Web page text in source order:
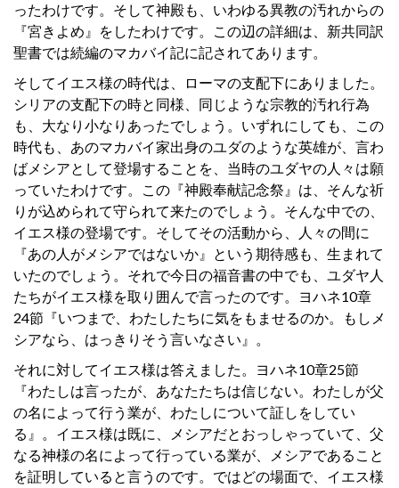
ったわけです。そして神殿も、いわゆる異教の汚れからの
『宮きよめ』をしたわけです。この辺の詳細は、新共同訳
聖書では続編のマカバイ記に記されてあります。
そしてイエス様の時代は、ローマの支配下にありました。
シリアの支配下の時と同様、同じような宗教的汚れ行為
も、大なり小なりあったでしょう。いずれにしても、この
時代も、あのマカバイ家出身のユダのような英雄が、言わ
ばメシアとして登場することを、当時のユダヤの人々は願
っていたわけです。この『神殿奉献記念祭』は、そんな祈
りが込められて守られて来たのでしょう。そんな中での、
イエス様の登場です。そしてその活動から、人々の間に
『あの人がメシアではないか』という期待感も、生まれて
いたのでしょう。それで今日の福音書の中でも、ユダヤ人
たちがイエス様を取り囲んで言ったのです。ヨハネ10章
24節『いつまで、わたしたちに気をもませるのか。もしメ
シアなら、はっきりそう言いなさい』。
それに対してイエス様は答えました。ヨハネ10章25節
『わたしは言ったが、あなたたちは信じない。わたしが父
の名によって行う業が、わたしについて証しをしてい
る』。イエス様は既に、メシアだとおっしゃっていて、父
なる神様の名によって行っている業が、メシアであること
を証明していると言うのです。ではどの場面で、イエス様